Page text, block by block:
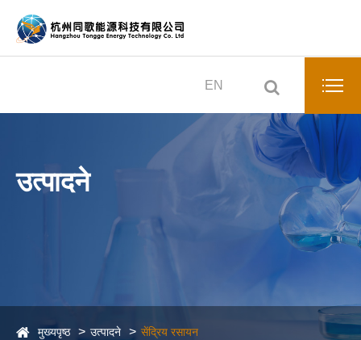
EN
उत्पादने
मुख्यपृष्ठ उत्पादने सेंद्रिय रसायन